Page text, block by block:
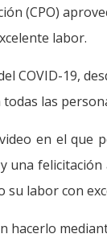
(CPO)
labor.
COVID-19,
las
en el que
felicitación
labor con
hacerlo